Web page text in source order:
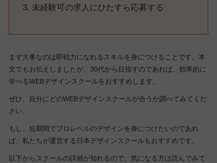
未経験可の求人にひたすら応募する
まず大事なのは即戦力になれるスキルを身につけることです。本
文でもお伝えしましたが、30代から目指すのであれば、効率的に
学べるWEBデザインスクールをおすすめします。
ぜひ、自分にどのWEBデザインスクールが合うか調べてみてくだ
さい。
もし、短期間でプロレベルのデザインを身につけたいのであれ
ば、私たちが運営する日本デザインスクールもおすすめです。
以下からスクールの詳細が知れるので、気になる方は読んでみて